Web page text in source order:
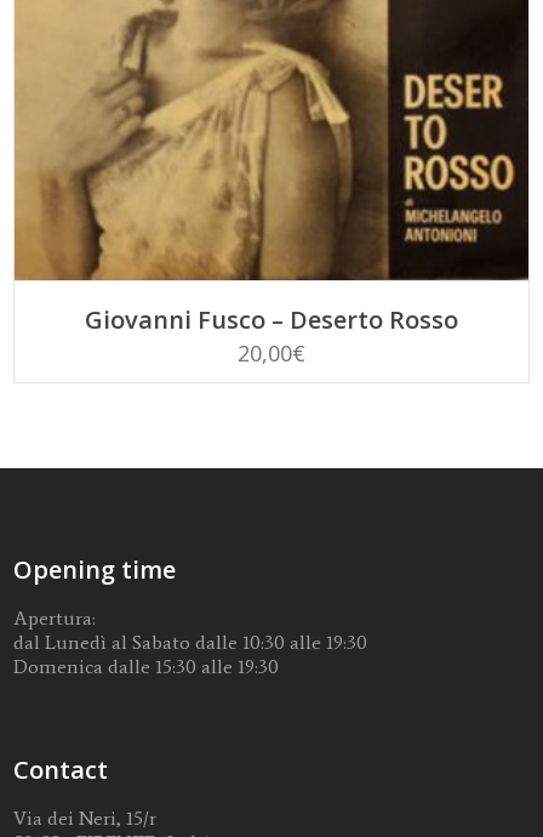
Giovanni Fusco – Deserto Rosso
20,00€
Opening time
Apertura:
dal Lunedì al Sabato dalle 10:30 alle 19:30
Domenica dalle 15:30 alle 19:30
Contact
Via dei Neri, 15/r